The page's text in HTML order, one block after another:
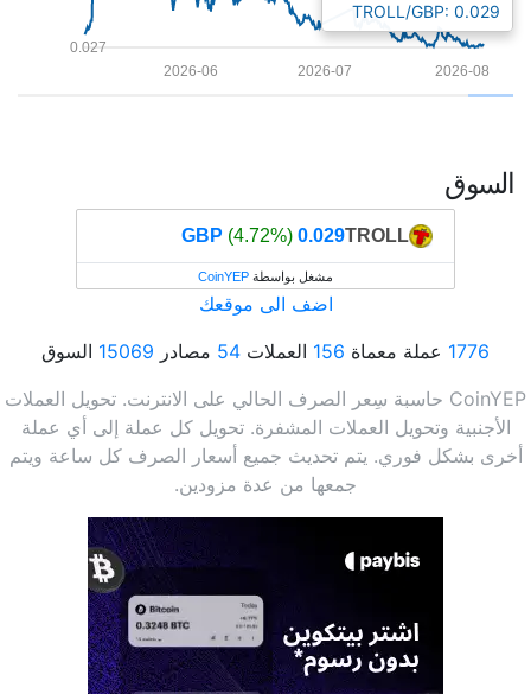
0.027
2026-08
2026-07
2026-06
TROLL/GBP: 0.029
السوق
TROLL
0.029 GBP
(4.72%)
مشغل بواسطة CoinYEP
اضف الى موقعك
1776 عملة معماة 156 العملات 54 مصادر 15069 السوق
CoinYEP حاسبة سِعر الصرف الحالي على الانترنت. تحويل العملات
الأجنبية وتحويل العملات المشفرة. تحويل كل عملة إلى أي عملة
أخرى بشكل فوري. يتم تحديث جميع أسعار الصرف كل ساعة ويتم
جمعها من عدة مزودين.